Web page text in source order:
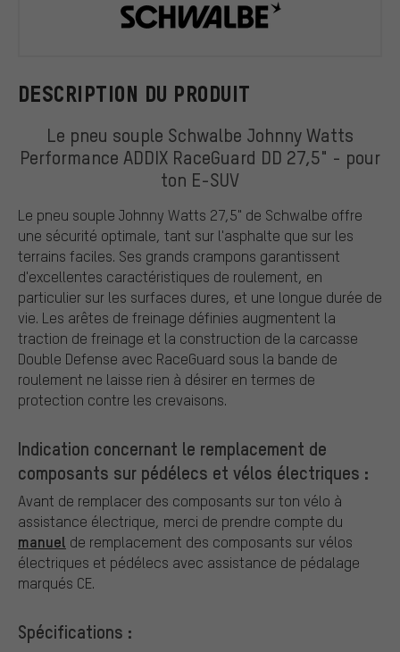
DESCRIPTION DU PRODUIT
Le pneu souple Schwalbe Johnny Watts
Performance ADDIX RaceGuard DD 27,5" - pour
ton E-SUV
Le pneu souple Johnny Watts 27,5" de Schwalbe offre
une sécurité optimale, tant sur l'asphalte que sur les
terrains faciles. Ses grands crampons garantissent
d'excellentes caractéristiques de roulement, en
particulier sur les surfaces dures, et une longue durée de
vie. Les arêtes de freinage définies augmentent la
traction de freinage et la construction de la carcasse
Double Defense avec RaceGuard sous la bande de
roulement ne laisse rien à désirer en termes de
protection contre les crevaisons.
Indication concernant le remplacement de
composants sur pédélecs et vélos électriques :
Avant de remplacer des composants sur ton vélo à
assistance électrique, merci de prendre compte du
manuel de remplacement des composants sur vélos
électriques et pédélecs avec assistance de pédalage
marqués CE.
Spécifications :